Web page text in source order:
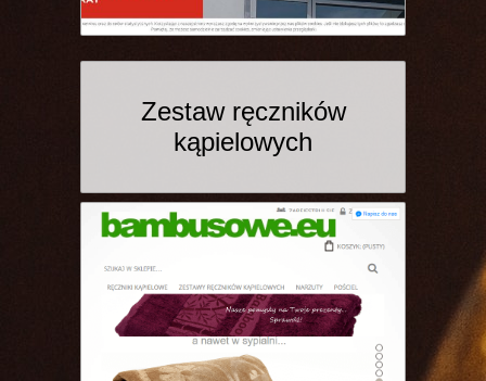
Zestaw ręczników
kąpielowych